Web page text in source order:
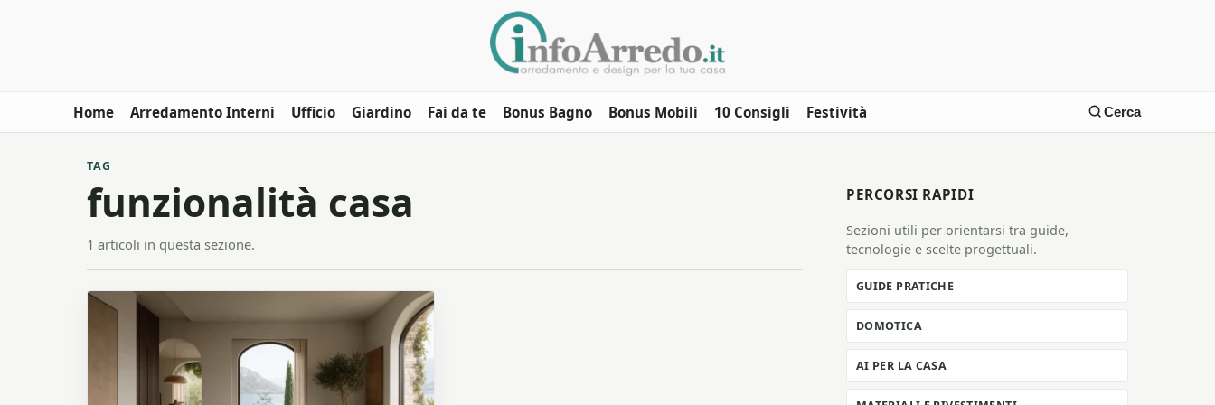
Home Arredamento Interni Ufficio Giardino Fai da te Bonus Bagno Bonus Mobili 10 Consigli Festività Cerca
TAG
funzionalità casa
1 articoli in questa sezione.
PERCORSI RAPIDI
Sezioni utili per orientarsi tra guide,
tecnologie e scelte progettuali.
GUIDE PRATICHE
DOMOTICA
AI PER LA CASA